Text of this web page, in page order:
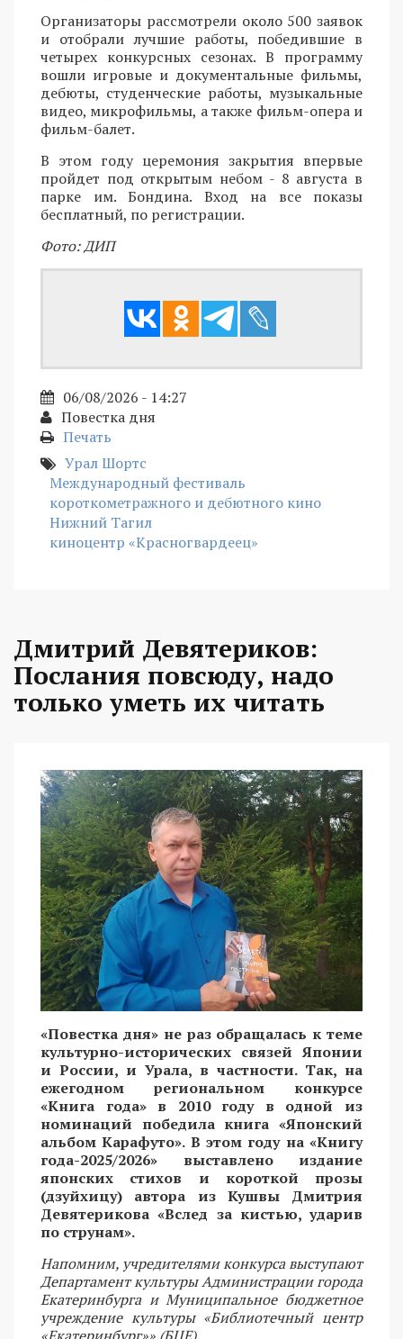
Организаторы рассмотрели около 500 заявок
и отобрали лучшие работы, победившие в
четырех конкурсных сезонах. В программу
вошли игровые и документальные фильмы,
дебюты, студенческие работы, музыкальные
видео, микрофильмы, а также фильм-опера и
фильм-балет.
В этом году церемония закрытия впервые
пройдет под открытым небом - 8 августа в
парке им. Бондина. Вход на все показы
бесплатный, по регистрации.
Фото: ДИП
06/08/2026 - 14:27
Повестка дня
Печать
Урал Шортс
Международный фестиваль
короткометражного и дебютного кино
Нижний Тагил
киноцентр «Красногвардеец»
Дмитрий Девятериков:
Послания повсюду, надо
только уметь их читать
«Повестка дня» не раз обращалась к теме
культурно-исторических связей Японии
и России, и Урала, в частности. Так, на
ежегодном региональном конкурсе
«Книга года» в 2010 году в одной из
номинаций победила книга «Японский
альбом Карафуто». В этом году на «Книгу
года-2025/2026» выставлено издание
японских стихов и короткой прозы
(дзуйхицу) автора из Кушвы Дмитрия
Девятерикова «Вслед за кистью, ударив
по струнам».
Напомним, учредителями конкурса выступают
Департамент культуры Администрации города
Екатеринбурга и Муниципальное бюджетное
учреждение культуры «Библиотечный центр